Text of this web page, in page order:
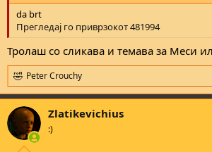
da brt
Прегледај го приврзокот 481994
Тролаш со сликава и темава за Меси
R
e
a
c
t
i
Pеtеr Crоuchy
Zlatikevichius
:)